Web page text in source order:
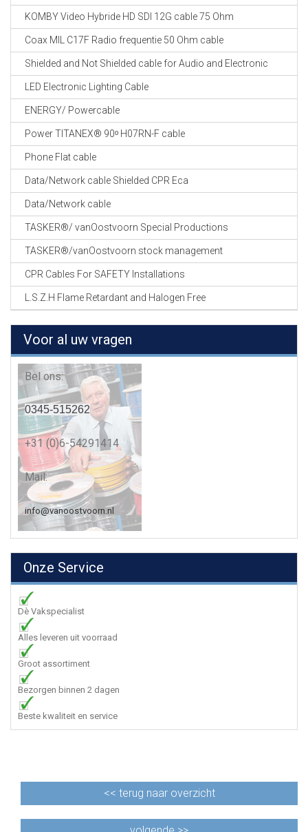
KOMBY Video Hybride HD SDI 12G cable 75 Ohm
Coax MIL C17F Radio frequentie 50 Ohm cable
Shielded and Not Shielded cable for Audio and Electronic
LED Electronic Lighting Cable
ENERGY/ Powercable
Power TITANEX® 90ᵒ H07RN-F cable
Phone Flat cable
Data/Network cable Shielded CPR Eca
Data/Network cable
TASKER®/ vanOostvoorn Special Productions
TASKER®/vanOostvoorn stock management
CPR Cables For SAFETY Installations
L.S.Z.H Flame Retardant and Halogen Free
Voor al uw vragen
Bel ons:
0345-515262
+31 (0)6-54291414
Mail:
info@vanoostvoorn.nl
Onze Service
Dè Vakspecialist
Alles leveren uit voorraad
Groot assortiment
Bezorgen binnen 2 dagen
Beste kwaliteit en service
<< terug naar overzicht